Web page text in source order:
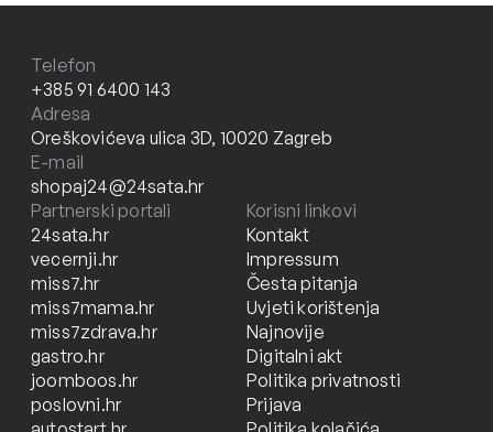
Telefon
+385 91 6400 143
Adresa
Oreškovićeva ulica 3D, 10020 Zagreb
E-mail
shopaj24@24sata.hr
Partnerski portali
24sata.hr
vecernji.hr
miss7.hr
miss7mama.hr
miss7zdrava.hr
gastro.hr
joomboos.hr
poslovni.hr
Korisni linkovi
Kontakt
Impressum
Česta pitanja
Uvjeti korištenja
Najnovije
Digitalni akt
Politika privatnosti
Prijava